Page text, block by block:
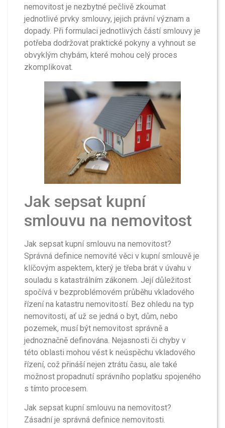
nemovitost je nezbytné pečlivě zkoumat
jednotlivé prvky smlouvy, jejich právní význam a
dopady. Při formulaci jednotlivých částí smlouvy je
potřeba dodržovat praktické pokyny a vyhnout se
obvyklým chybám, které mohou celý proces
zkomplikovat.
Jak sepsat kupní
smlouvu na nemovitost
Jak sepsat kupní smlouvu na nemovitost?
Správná definice nemovité věci v kupní smlouvě je
klíčovým aspektem, který je třeba brát v úvahu v
souladu s katastrálním zákonem. Její důležitost
spočívá v bezproblémovém průběhu vkladového
řízení na katastru nemovitostí. Bez ohledu na typ
nemovitosti, ať už se jedná o byt, dům, nebo
pozemek, musí být nemovitost správně a
jednoznačně definována. Nejasnosti či chyby v
této oblasti mohou vést k neúspěchu vkladového
řízení, což přináší nejen ztrátu času, ale také
možnost propadnutí správního poplatku spojeného
s tímto procesem.
Jak sepsat kupní smlouvu na nemovitost?
Zásadní je správná definice nemovitosti.